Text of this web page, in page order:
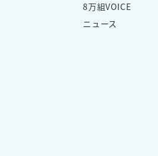
8万組VOICE
ニュース